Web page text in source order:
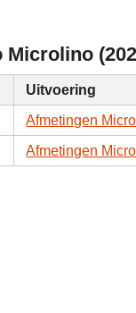
Uitvoering
Afmetingen
Afmetingen